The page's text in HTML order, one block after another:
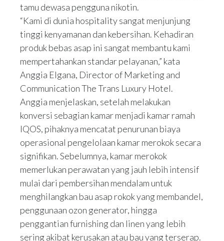
tamu dewasa pengguna nikotin.
“Kami di dunia hospitality sangat menjunjung
tinggi kenyamanan dan kebersihan. Kehadiran
produk bebas asap ini sangat membantu kami
mempertahankan standar pelayanan,” kata
Anggia Elgana, Director of Marketing and
Communication The Trans Luxury Hotel.
Anggia menjelaskan, setelah melakukan
konversi sebagian kamar menjadi kamar ramah
IQOS, pihaknya mencatat penurunan biaya
operasional pengelolaan kamar merokok secara
signifikan. Sebelumnya, kamar merokok
memerlukan perawatan yang jauh lebih intensif
mulai dari pembersihan mendalam untuk
menghilangkan bau asap rokok yang membandel,
penggunaan ozon generator, hingga
penggantian furnishing dan linen yang lebih
sering akibat kerusakan atau bau yang terserap.